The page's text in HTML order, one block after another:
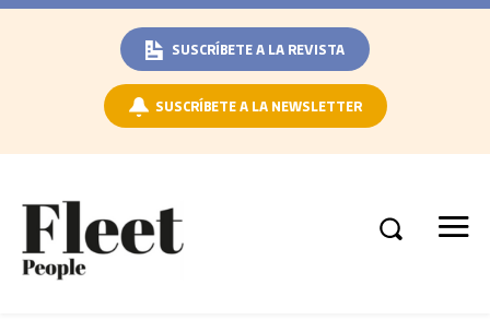
SUSCRÍBETE A LA REVISTA
SUSCRÍBETE A LA NEWSLETTER